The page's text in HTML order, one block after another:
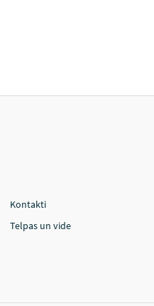
Kontakti
Telpas un vide